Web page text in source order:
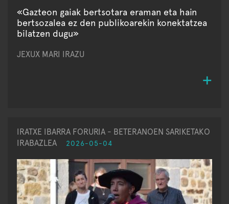
«Gazteon gaiak bertsotara eraman eta hain
bertsozalea ez den publikoarekin konektatzea
bilatzen dugu»
JEXUX MARI IRAZU
IRATXE IBARRA FORURIA - BETERANOEN SARIKETAKO
IRABAZLEA
2026-05-04